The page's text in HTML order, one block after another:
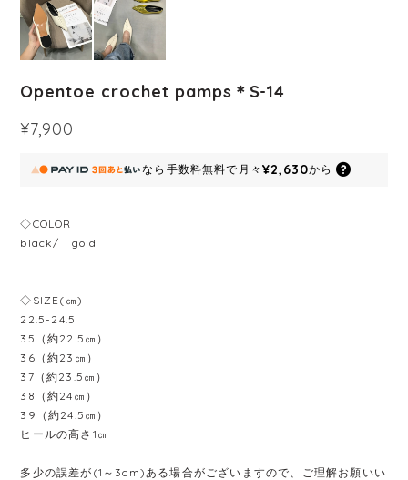
Opentoe crochet pamps＊S-14
¥7,900
なら 手数料無料で 月々 ¥2,630から
◇COLOR
black/ gold
◇SIZE(㎝)
22.5-24.5
35（約22.5㎝）
36（約23㎝）
37（約23.5㎝）
38（約24㎝）
39（約24.5㎝）
ヒールの高さ1㎝
多少の誤差が(1～3cm)ある場合がございますので、ご理解お願いい